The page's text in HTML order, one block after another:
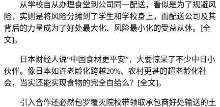
从学校自从办理食堂到公司同一配送，看似是为了规避风
险，实则是将风险分摊到了学生和学校身上，而配送公司及其
背后的力量成为了好处最大化、风险最小化的受益从体。[全
文]。
日本财经人说“中国食材更平安”，大要惊呆了不少中日小
伙伴。像日本如许老龄化跨越20%、农村更甚的超老龄化社
会，当实还能实现食物的完全自给么？[全文]。
引入合作还必然包罗覆灭院校带领取承包商好处输送的土